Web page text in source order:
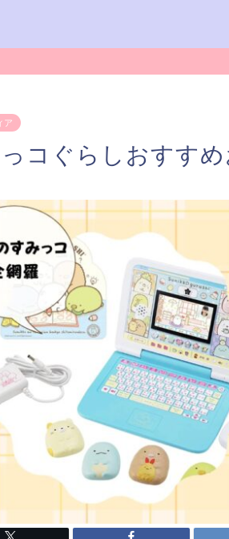
ア
コぐらしおすす